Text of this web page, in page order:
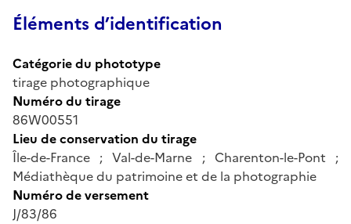
Éléments d’identification
Catégorie du phototype
tirage photographique
Numéro du tirage
86W00551
Lieu de conservation du tirage
Île-de-France ; Val-de-Marne ; Charenton-le-Pont ;
Médiathèque du patrimoine et de la photographie
Numéro de versement
J/83/86